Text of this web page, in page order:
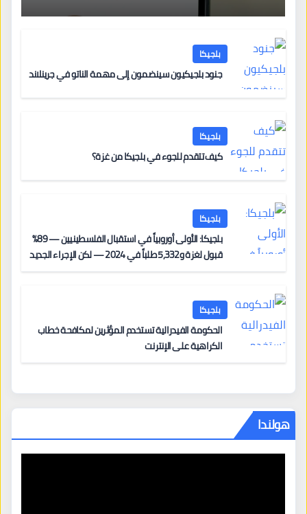
بلجيكا
جنود بلجيكيون سينضمون إلى مهمة الناتو في جرينلاند
بلجيكا
كيف تتقدم للجوء في بلجيكا من غزة؟
بلجيكا
بلجيكا: الأولى أوروبياً في استقبال الفلسطينيين — 89%
قبول لغزة و5,332 طلباً في 2024 — لكن الإجراء الجديد
بلجيكا
الحكومة الفيدرالية تستخدم المؤثرين لمكافحة خطاب
الكراهية على الإنترنت
هولندا